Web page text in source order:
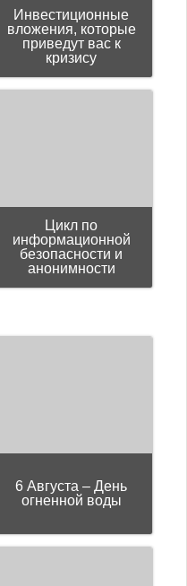
Инвестиционные
вложения, которые
приведут вас к
кризису
Цикл пo
информационной
безопасности и
анонимности
6 Августа – День
огненной воды